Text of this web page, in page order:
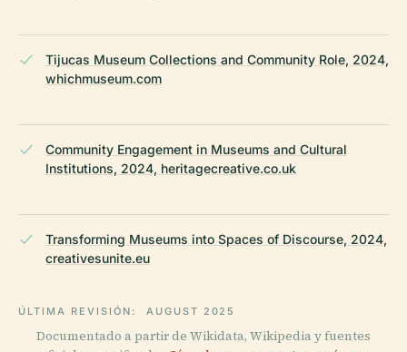
Tijucas Museum Collections and Community Role, 2024,
whichmuseum.com
Community Engagement in Museums and Cultural
Institutions, 2024, heritagecreative.co.uk
Transforming Museums into Spaces of Discourse, 2024,
creativesunite.eu
ÚLTIMA REVISIÓN: AUGUST 2025
Documentado a partir de Wikidata, Wikipedia y fuentes